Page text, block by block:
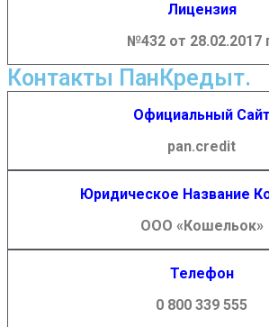
Лицензия
№432 от 28.02.2017
Контакты ПанКредыт.
Официальный Сайт
pan.credit
Юридическое Название
ООО «Кошельок»
Телефон
0 800 339 555